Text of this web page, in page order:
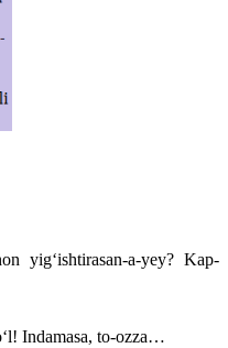
yig‘ishtirasan-a-yey? Kap-
Indamasa, to-ozza…